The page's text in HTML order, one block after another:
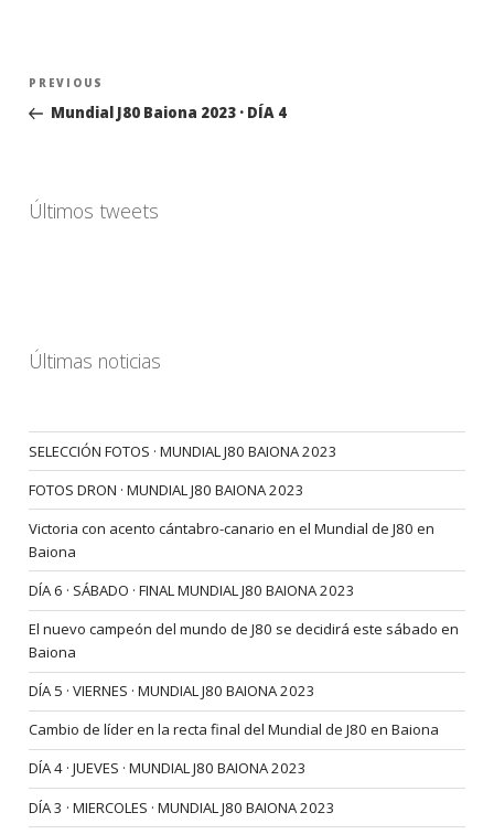
Navegación
entradas
Previous
Post
PREVIOUS
Mundial J80 Baiona 2023 · DÍA 4
Últimos tweets
Últimas noticias
SELECCIÓN FOTOS · MUNDIAL J80 BAIONA 2023
FOTOS DRON · MUNDIAL J80 BAIONA 2023
Victoria con acento cántabro-canario en el Mundial de J80 en
Baiona
DÍA 6 · SÁBADO · FINAL MUNDIAL J80 BAIONA 2023
El nuevo campeón del mundo de J80 se decidirá este sábado en
Baiona
DÍA 5 · VIERNES · MUNDIAL J80 BAIONA 2023
Cambio de líder en la recta final del Mundial de J80 en Baiona
DÍA 4 · JUEVES · MUNDIAL J80 BAIONA 2023
DÍA 3 · MIERCOLES · MUNDIAL J80 BAIONA 2023